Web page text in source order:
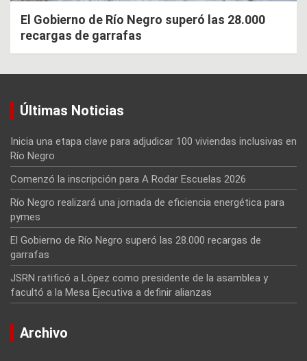
El Gobierno de Río Negro superó las 28.000
recargas de garrafas
Últimas Noticias
Inicia una etapa clave para adjudicar 100 viviendas inclusivas en
Río Negro
Comenzó la inscripción para A Rodar Escuelas 2026
Río Negro realizará una jornada de eficiencia energética para
pymes
El Gobierno de Río Negro superó las 28.000 recargas de
garrafas
JSRN ratificó a López como presidente de la asamblea y
facultó a la Mesa Ejecutiva a definir alianzas
Archivo